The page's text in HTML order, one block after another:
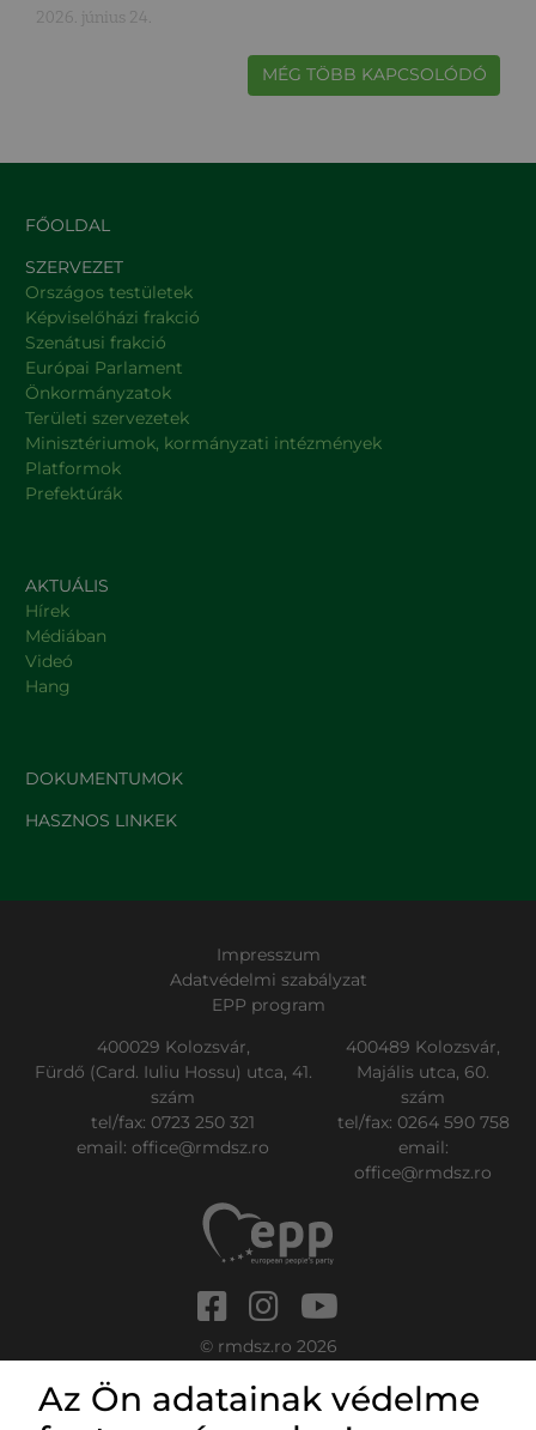
2026. június 24.
MÉG TÖBB KAPCSOLÓDÓ
FŐOLDAL
SZERVEZET
Országos testületek
Képviselőházi frakció
Szenátusi frakció
Európai Parlament
Önkormányzatok
Területi szervezetek
Minisztériumok, kormányzati intézmények
Platformok
Prefektúrák
AKTUÁLIS
Hírek
Médiában
Videó
Hang
DOKUMENTUMOK
HASZNOS LINKEK
Impresszum
Adatvédelmi szabályzat
EPP program
400029 Kolozsvár,
Fürdő (Card. Iuliu Hossu) utca, 41.
szám
tel/fax: 0723 250 321
email:office@rmdsz.ro
400489 Kolozsvár,
Majális utca, 60.
szám
tel/fax: 0264 590 758
email:
office@rmdsz.ro
© rmdsz.ro 2026
Az Ön adatainak védelme